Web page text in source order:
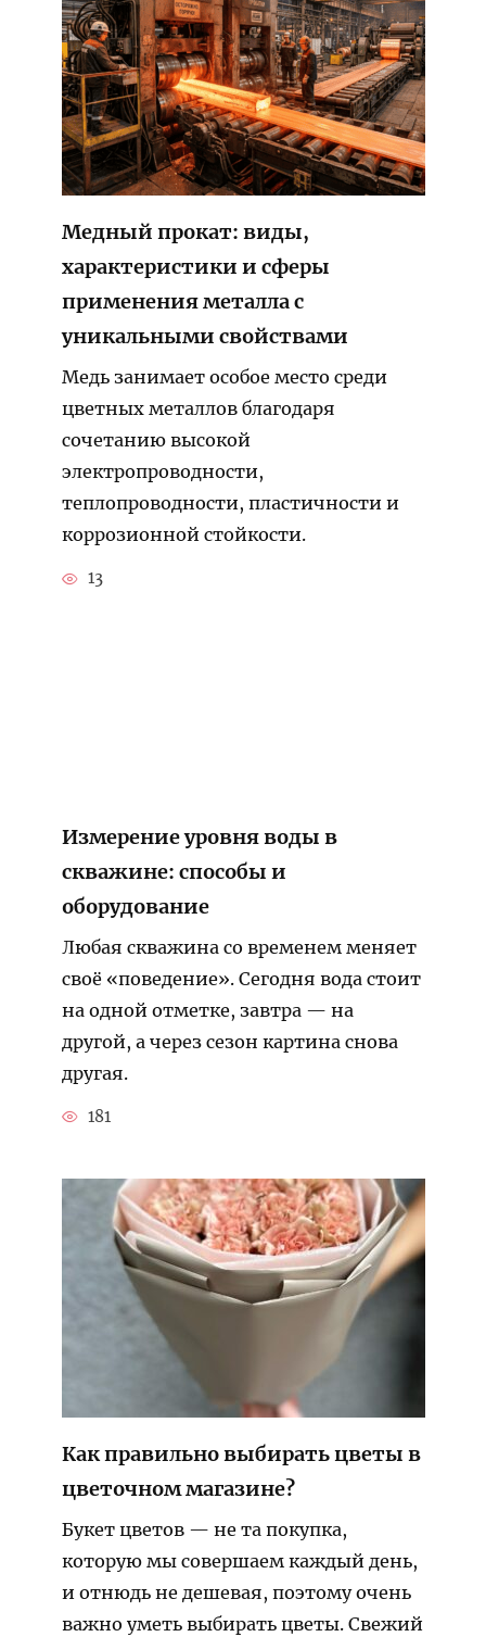
Медный прокат: виды,
характеристики и сферы
применения металла с
уникальными свойствами
Медь занимает особое место среди
цветных металлов благодаря
сочетанию высокой
электропроводности,
теплопроводности, пластичности и
коррозионной стойкости.
13
Измерение уровня воды в
скважине: способы и
оборудование
Любая скважина со временем меняет
своё «поведение». Сегодня вода стоит
на одной отметке, завтра — на
другой, а через сезон картина снова
другая.
181
Как правильно выбирать цветы в
цветочном магазине?
Букет цветов — не та покупка,
которую мы совершаем каждый день,
и отнюдь не дешевая, поэтому очень
важно уметь выбирать цветы. Свежий